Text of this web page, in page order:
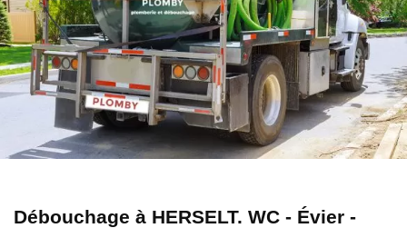
Débouchage à HERSELT. WC - Évier -